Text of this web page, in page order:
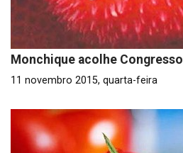
Monchique acolhe
11 novembro 2015, quarta-feira